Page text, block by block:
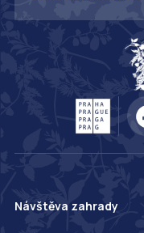
Návštěva zahrady